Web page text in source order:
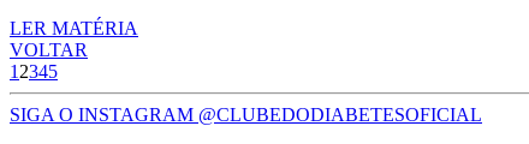
LER MATÉRIA
VOLTAR
1 2345
SIGA O INSTAGRAM @CLUBEDODIABETESOFICIAL